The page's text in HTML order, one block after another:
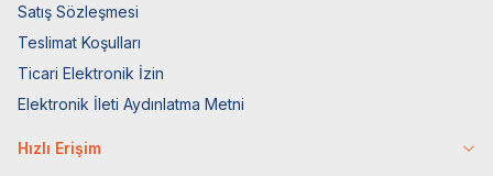
Satış Sözleşmesi
Teslimat Koşulları
Ticari Elektronik İzin
Elektronik İleti Aydınlatma Metni
Hızlı Erişim